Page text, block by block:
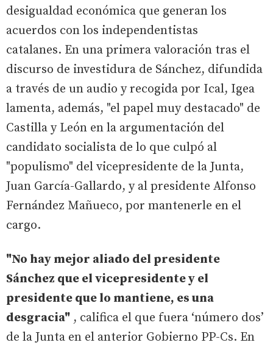
desigualdad económica que generan los
acuerdos con los independentistas
catalanes. En una primera valoración tras el
discurso de investidura de Sánchez, difundida
a través de un audio y recogida por Ical, Igea
lamenta, además, "el papel muy destacado" de
Castilla y León en la argumentación del
candidato socialista de lo que culpó al
"populismo" del vicepresidente de la Junta,
Juan García-Gallardo, y al presidente Alfonso
Fernández Mañueco, por mantenerle en el
cargo.
"No hay mejor aliado del presidente
Sánchez que el vicepresidente y el
presidente que lo mantiene, es una
desgracia" , califica el que fuera ‘número dos’
de la Junta en el anterior Gobierno PP-Cs. En